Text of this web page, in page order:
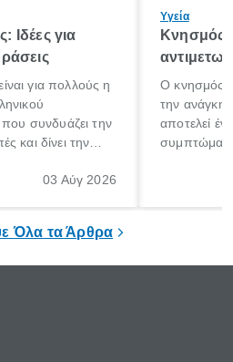
Ιδέες για
για πολλούς η
που συνδυάζει την
και δίνει την
λίγες μέρες
03 Αύγ 2026
Υγεία
Κνησμός:
Ο κνησμός
την ανάγκη
αποτελεί
Όλα τα Άρθρα